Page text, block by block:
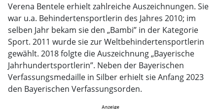
Verena Bentele erhielt zahlreiche Auszeichnungen. Sie
war u.a. Behindertensportlerin des Jahres 2010; im
selben Jahr bekam sie den „Bambi” in der Kategorie
Sport. 2011 wurde sie zur Weltbehindertensportlerin
gewählt. 2018 folgte die Auszeichnung „Bayerische
Jahrhundertsportlerin”. Neben der Bayerischen
Verfassungsmedaille in Silber erhielt sie Anfang 2023
den Bayerischen Verfassungsorden.